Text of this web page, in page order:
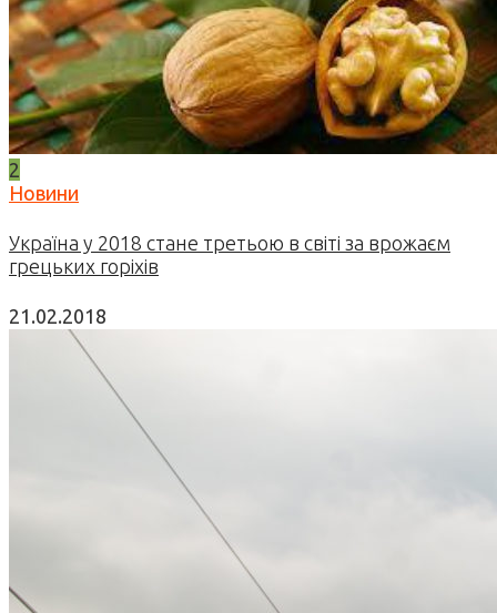
2
Новини
Україна у 2018 стане третьою в світі за врожаєм
грецьких горіхів
21.02.2018